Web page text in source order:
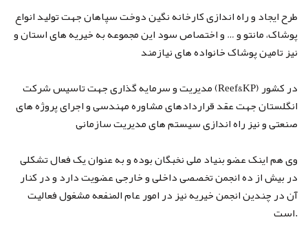
طرح ایجاد و راه اندازی کارخانه نگین دوخت سپاهان جهت تولید انواع
پوشاک، مانتو و … و اختصاص سود این مجموعه به خیریه های استان و
نیز تامین پوشاک خانواده های نیازمند
مدیریت و سرمایه گذاری جهت تاسیس شرکت (Reef&KP) در کشور
انگلستان جهت عقد قراردادهای مشاوره مهندسی و اجرای پروژه های
صنعتی و نیز راه اندازی سیستم های مدیریت سازمانی
وی هم اینک عضو بنیاد ملی نخبگان بوده و به عنوان یک فعال تشکلی
در بیش از ده انجمن تخصصی داخلی و خارجی عضویت دارد و در کنار
آن در چندین انجمن خیریه نیز در امور عام المنفعه مشغول فعالیت
است.